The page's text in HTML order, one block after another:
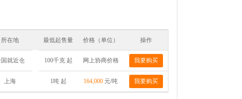
所在地 最低起售量 价格（单位） 操作
就近仓 100千克 起 网上协商价格 我要购买
上海 1吨 起 164,000 元/吨 我要购买